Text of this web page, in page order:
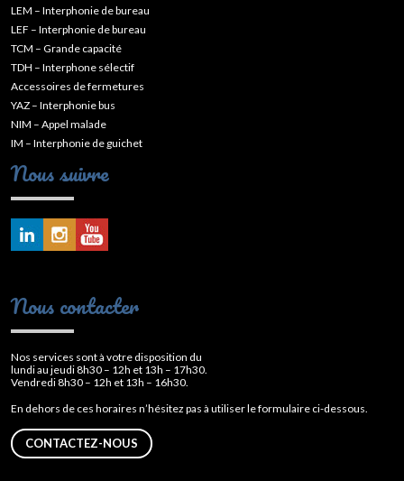
LEM – Interphonie de bureau
LEF – Interphonie de bureau
TCM – Grande capacité
TDH – Interphone sélectif
Accessoires de fermetures
YAZ – Interphonie bus
NIM – Appel malade
IM – Interphonie de guichet
Nous suivre
Nous contacter
Nos services sont à votre disposition du
lundi au jeudi 8h30 – 12h et 13h – 17h30.
Vendredi 8h30 – 12h et 13h – 16h30.
En dehors de ces horaires n’hésitez pas à utiliser le formulaire ci-dessous.
CONTACTEZ-NOUS